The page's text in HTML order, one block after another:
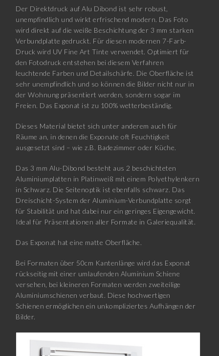
Der Direktdruck auf Alu Dibond ist sehr robust,
unempfindlich und wirkt erfrischend modern. Das Foto
wird direkt auf die weiße Beschichtung der 3 mm starken
Verbundplatte gedruckt. Für diesen modernen 7-Farb-
Druck wird UV Fine Art Tinte verwendet. Optimiert für
den Fotodruck entstehen bei diesem Verfahren
leuchtende Farben und Detailschärfe. Die Oberfläche ist
sehr unempfindlich und so können die Bilder nicht nur in
der Wohnung präsentiert werden, sondern sogar im
Freien. Das Exponat ist zu 100% wetterbeständig.
Dieses Material bietet sich unter anderem auch für
Räume an, in denen die Exponate oft Feuchtigkeit
ausgesetzt sind – wie z.B. Badezimmer oder Küche.
Das 3 mm Alu-Dibond besteht aus 2 beschichteten
Aluminiumplatten in Platinweiß mit einem Polyethylenkern
in Schwarz. Die Seitenoptik ist ebenfalls schwarz. Das
Dreischicht-System der Aluminium-Verbundplatte sorgt
für Stabilität und hat dabei nur ein geringes Eigengewicht.
Ideal für Präsentationen aller Formate in Galeriequalität.
Das Exponat hat eine matte Oberfläche.
Bei Formaten über 50cm Kantenlänge wird das Exponat
rückseitig mit einer umlaufenden Aluminium Schiene
versehen, bei kleineren Formaten werden zweiteilige
Aluminiumschienen verbaut. Diese hochwertigen
Schienen ermöglichen ein unkompliziertes Aufhängen der
Bilder.